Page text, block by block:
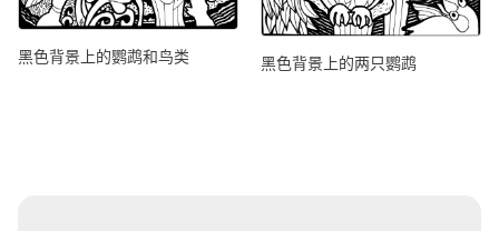
黑色背景上的鹦鹉和鸟类 黑色背景上的两只鹦鹉